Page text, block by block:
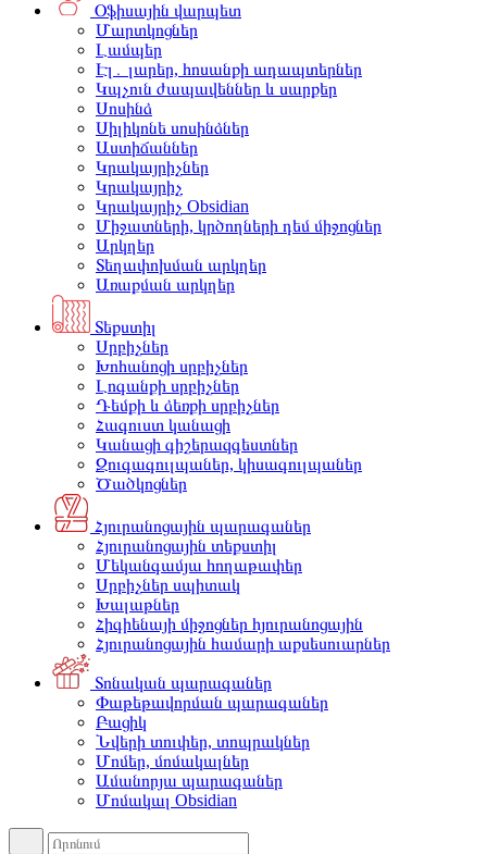
Օֆիսային վարպետ
Մարտկոցներ
Լամպեր
Էլ․ լարեր, հոսանքի ադապտերներ
Կպչուն ժապավեններ և սարքեր
Սոսինձ
Սիլիկոնե սոսինձներ
Աստիճաններ
Կրակայրիչներ
Կրակայրիչ
Կրակայրիչ Obsidian
Միջատների, կրծողների դեմ միջոցներ
Արկղեր
Տեղափոխման արկղեր
Առաքման արկղեր
Տեքստիլ
Սրբիչներ
Խոհանոցի սրբիչներ
Լոգանքի սրբիչներ
Դեմքի և ձեռքի սրբիչներ
Հագուստ կանացի
Կանացի գիշերազգեստներ
Զուգագուլպաներ, կիսագուլպաներ
Ծածկոցներ
Հյուրանոցային պարագաներ
Հյուրանոցային տեքստիլ
Մեկանգամյա հողաթափեր
Սրբիչներ սպիտակ
Խալաթներ
Հիգիենայի միջոցներ հյուրանոցային
Հյուրանոցային համարի աքսեսուարներ
Տոնական պարագաներ
Փաթեթավորման պարագաներ
Բացիկ
Նվերի տուփեր, տոպրակներ
Մոմեր, մոմակալներ
Ամանորյա պարագաներ
Մոմակալ Obsidian